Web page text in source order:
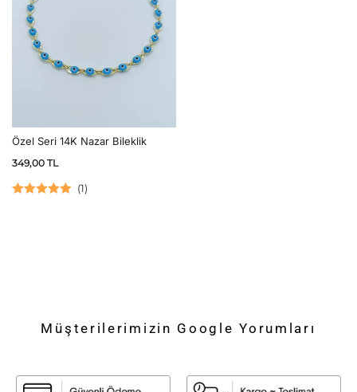
Özel Seri 14K Nazar Bileklik
349,00 TL
(1)
Müşterilerimizin Google Yorumları